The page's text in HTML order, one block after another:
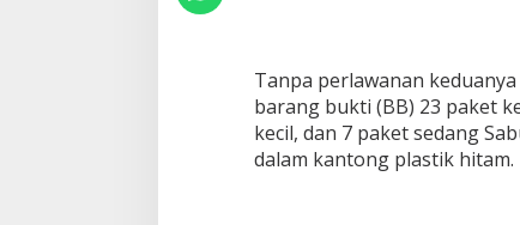
a
m
a
n
Tanpa perlawanan
barang bukti (BB) 23 paket
kecil, dan 7 paket sedang
dalam kantong plastik hitam.